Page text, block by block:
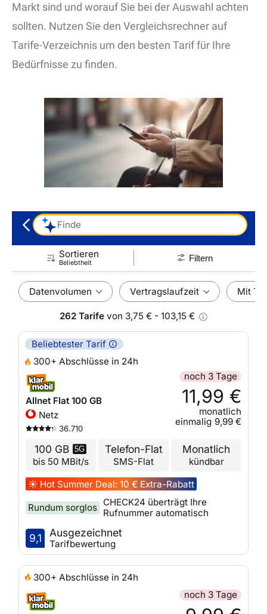
Markt sind und worauf Sie bei der Auswahl achten
sollten. Nutzen Sie den Vergleichsrechner auf
Tarife-Verzeichnis um den besten Tarif für Ihre
Bedürfnisse zu finden.